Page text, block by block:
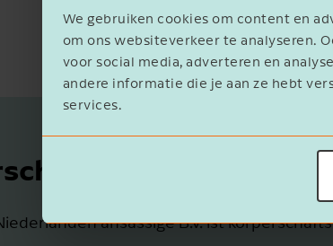
We gebruiken cookies om content en
om ons websiteverkeer te analyseren.
voor social media, adverteren en
andere informatie die je aan ze hebt
services.
ansässige B.V. ist